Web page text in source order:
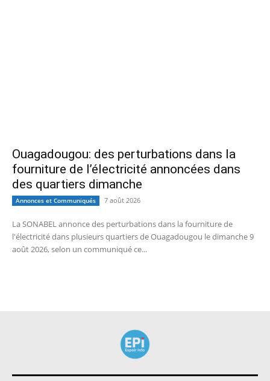
Ouagadougou: des perturbations dans la
fourniture de l’électricité annoncées dans
des quartiers dimanche
Annonces et Communiqués 7 août 2026
La SONABEL annonce des perturbations dans la fourniture de
l'électricité dans plusieurs quartiers de Ouagadougou le dimanche 9
août 2026, selon un communiqué ce...